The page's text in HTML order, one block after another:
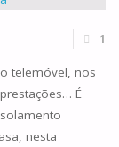
1
telemóvel, nos
É
nesta